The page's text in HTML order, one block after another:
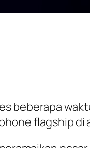
beberapa
flagship di